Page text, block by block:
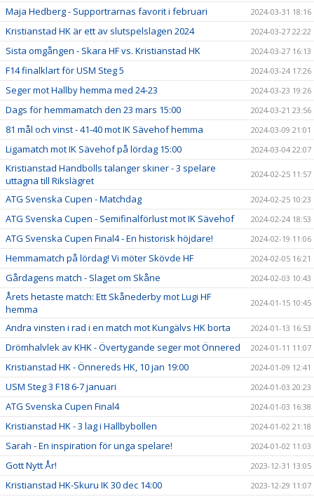
Maja Hedberg - Supportrarnas favorit i februari 2024-03-31 18:16
Kristianstad HK är ett av slutspelslagen 2024 2024-03-27 22:22
Sista omgången - Skara HF vs. Kristianstad HK 2024-03-27 16:13
F14 finalklart för USM Steg 5 2024-03-24 17:26
Seger mot Hallby hemma med 24-23 2024-03-23 19:26
Dags för hemmamatch den 23 mars 15:00 2024-03-21 23:56
81 mål och vinst - 41-40 mot IK Sävehof hemma 2024-03-09 21:01
Ligamatch mot IK Sävehof på lördag 15:00 2024-03-04 22:07
Kristianstad Handbolls talanger skiner - 3 spelare
uttagna till Rikslägret
2024-02-25 11:57
ATG Svenska Cupen - Matchdag 2024-02-25 10:23
ATG Svenska Cupen - Semifinalförlust mot IK Sävehof 2024-02-24 18:53
ATG Svenska Cupen Final4 - En historisk höjdare! 2024-02-19 11:06
Hemmamatch på lördag! Vi möter Skövde HF 2024-02-05 16:21
Gårdagens match - Slaget om Skåne 2024-02-03 10:43
Årets hetaste match: Ett Skånederby mot Lugi HF
hemma
2024-01-15 10:45
Andra vinsten i rad i en match mot Kungälvs HK borta 2024-01-13 16:53
Drömhalvlek av KHK - Övertygande seger mot Önnered 2024-01-11 11:07
Kristianstad HK - Önnereds HK, 10 jan 19:00 2024-01-09 12:41
USM Steg 3 F18 6-7 januari 2024-01-03 20:23
ATG Svenska Cupen Final4 2024-01-03 16:38
Kristianstad HK - 3 lag i Hallbybollen 2024-01-02 21:18
Sarah - En inspiration för unga spelare! 2024-01-02 11:03
Gott Nytt År! 2023-12-31 13:05
Kristianstad HK-Skuru IK 30 dec 14:00 2023-12-29 11:07